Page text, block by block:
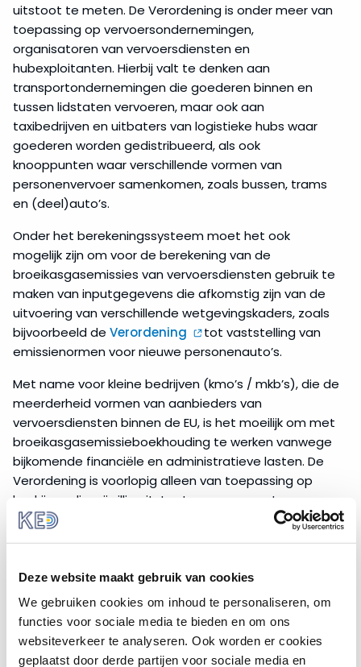
Deze website maakt gebruik van cookies
We gebruiken cookies om inhoud te personaliseren, om
functies voor sociale media te bieden en om ons
websiteverkeer te analyseren. Ook worden er cookies
geplaatst door derde partijen voor sociale media en
uitstoot te meten. De Verordening is onder meer van
toepassing op vervoersondernemingen,
organisatoren van vervoersdiensten en
hubexploitanten. Hierbij valt te denken aan
transportondernemingen die goederen binnen en
tussen lidstaten vervoeren, maar ook aan
taxibedrijven en uitbaters van logistieke hubs waar
goederen worden gedistribueerd, als ook
knooppunten waar verschillende vormen van
personenvervoer samenkomen, zoals bussen, trams
en (deel)auto’s.
Onder het berekeningssysteem moet het ook
mogelijk zijn om voor de berekening van de
broeikasgasemissies van vervoersdiensten gebruik te
maken van inputgegevens die afkomstig zijn van de
uitvoering van verschillende wetgevingskaders, zoals
bijvoorbeeld de Verordening
tot vaststelling van
emissienormen voor nieuwe personenauto’s.
Met name voor kleine bedrijven (kmo’s / mkb’s), die de
meerderheid vormen van aanbieders van
vervoersdiensten binnen de EU, is het moeilijk om met
broeikasgasemissieboekhouding te werken vanwege
bijkomende financiële en administratieve lasten. De
Verordening is voorlopig alleen van toepassing op
bedrijven die vrijwillig uitstootgegevens met
betrekking tot transport publiceren of die hier al toe
European Union Emission
Trading System
Bedrijven in verschillende economische sectoren zijn al